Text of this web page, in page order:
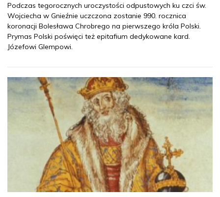
Podczas tegorocznych uroczystości odpustowych ku czci św.
Wojciecha w Gnieźnie uczczona zostanie 990. rocznica
koronacji Bolesława Chrobrego na pierwszego króla Polski.
Prymas Polski poświęci też epitafium dedykowane kard.
Józefowi Glempowi.